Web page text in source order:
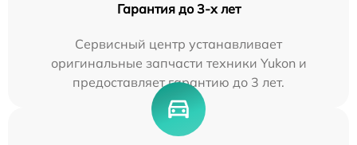
Гарантия до 3-х лет
Сервисный центр устанавливает
оригинальные запчасти техники Yukon и
предоставляет гарантию до 3 лет.